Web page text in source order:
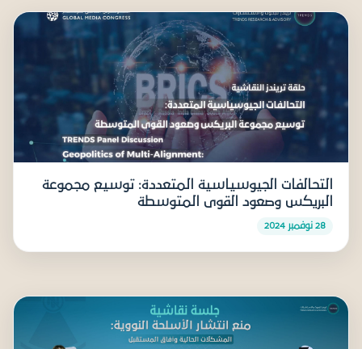
التحالفات الجيوسياسية المتعددة: توسيع مجموعة
البريكس وصعود القوى المتوسطة
28 نوفمبر 2024